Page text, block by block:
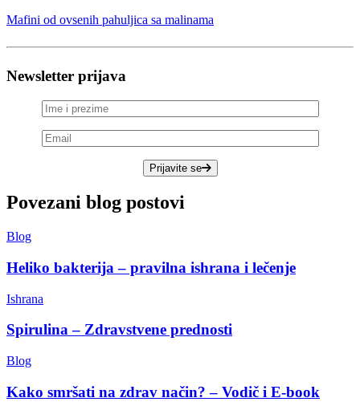
Mafini od ovsenih pahuljica sa malinama
Newsletter prijava
Prijavite se
Povezani blog postovi
Blog
Heliko bakterija – pravilna ishrana i lečenje
Ishrana
Spirulina – Zdravstvene prednosti
Blog
Kako smršati na zdrav način? – Vodič i E-book